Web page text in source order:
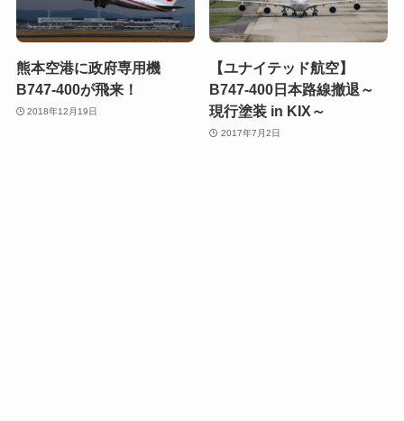
熊本空港に政府専用機
B747-400が飛来！
2018年12月19日
【ユナイテッド航空】
B747-400日本路線撤退～
現行塗装 in KIX～
2017年7月2日